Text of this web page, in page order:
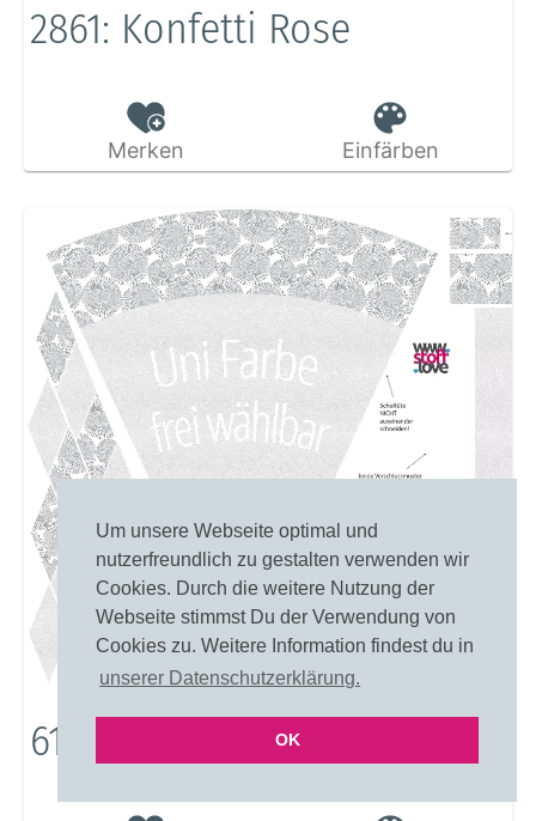
Um unsere Webseite optimal und
nutzerfreundlich zu gestalten verwenden wir
Cookies. Durch die weitere Nutzung der
Webseite stimmst Du der Verwendung von
Cookies zu. Weitere Information findest du in
unserer Datenschutzerklärung.
OK
2861: Konfetti Rose
Merken Einfärben
6169: Striche Und Kreise